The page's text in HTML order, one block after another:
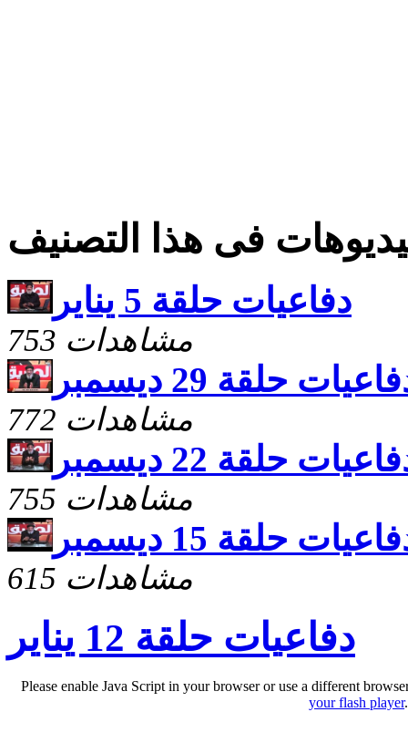
فى هذا التصنيف
دفاعيات حلقة 5 يناير
753 مشاهدات
حلقة 29 ديسمبر
772 مشاهدات
حلقة 22 ديسمبر
755 مشاهدات
حلقة 15 ديسمبر
615 مشاهدات
دفاعيات حلقة 12 يناير
Please enable Java Script in your browser or use a different
your flash player.